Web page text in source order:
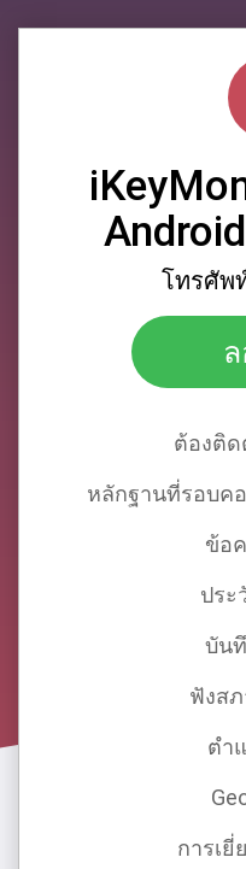
โทรศัพ
ต้องติ
หลักฐานที่รอบค
ข้อ
ประ
บัน
ฟังส
ตํา
การเยี่